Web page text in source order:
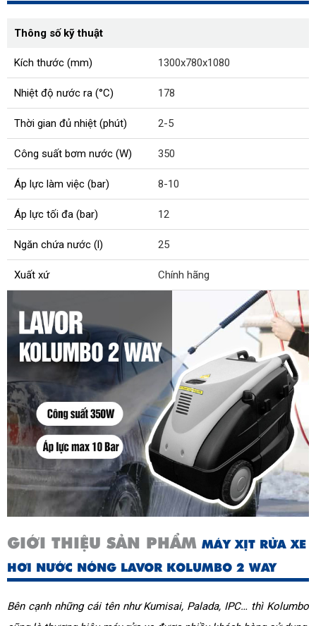
Thông số kỹ thuật
Kích thước (mm) 1300x780x1080
Nhiệt độ nước ra (°C) 178
Thời gian đủ nhiệt (phút) 2-5
Công suất bơm nước (W) 350
Áp lực làm việc (bar) 8-10
Áp lực tối đa (bar) 12
Ngăn chứa nước (l) 25
Xuất xứ Chính hãng
GIỚI THIỆU SẢN PHẨM MÁY XỊT RỬA XE
HƠI NƯỚC NÓNG LAVOR KOLUMBO 2 WAY
Bên cạnh những cái tên như Kumisai, Palada, IPC… thì Kolumbo